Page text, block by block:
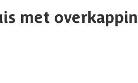
met